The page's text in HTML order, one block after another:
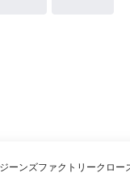
ジーンズファクトリークロー